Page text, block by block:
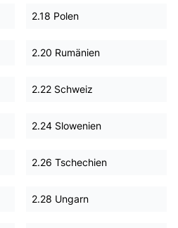
2.18 Polen
2.20 Rumänien
2.22 Schweiz
2.24 Slowenien
2.26 Tschechien
2.28 Ungarn